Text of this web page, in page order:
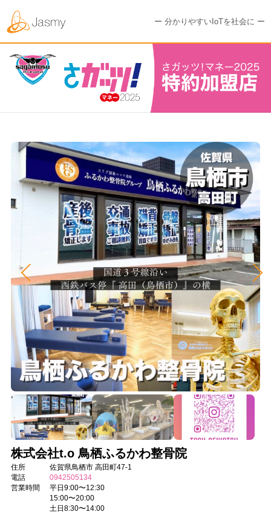
ー 分かりやすいIoTを社会に ー
株式会社t.o 鳥栖ふるかわ整骨院
住所
佐賀県鳥栖市 高田町47-1
電話
0942505134
営業時間
平日9:00〜12:30
15:00〜20:00
土日8:30〜14:00